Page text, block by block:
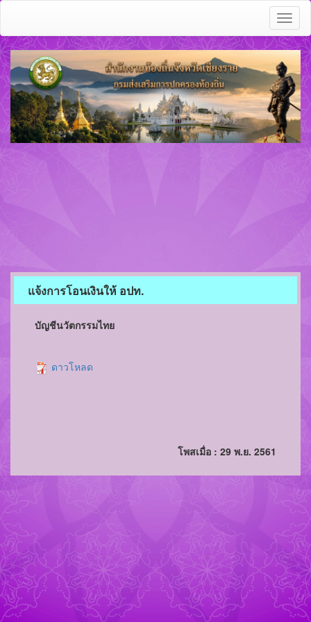
แจ้งการโอนเงินให้ อปท.
บัญชีนวัตกรรมไทย
ดาวโหลด
โพสเมื่อ : 29 พ.ย. 2561